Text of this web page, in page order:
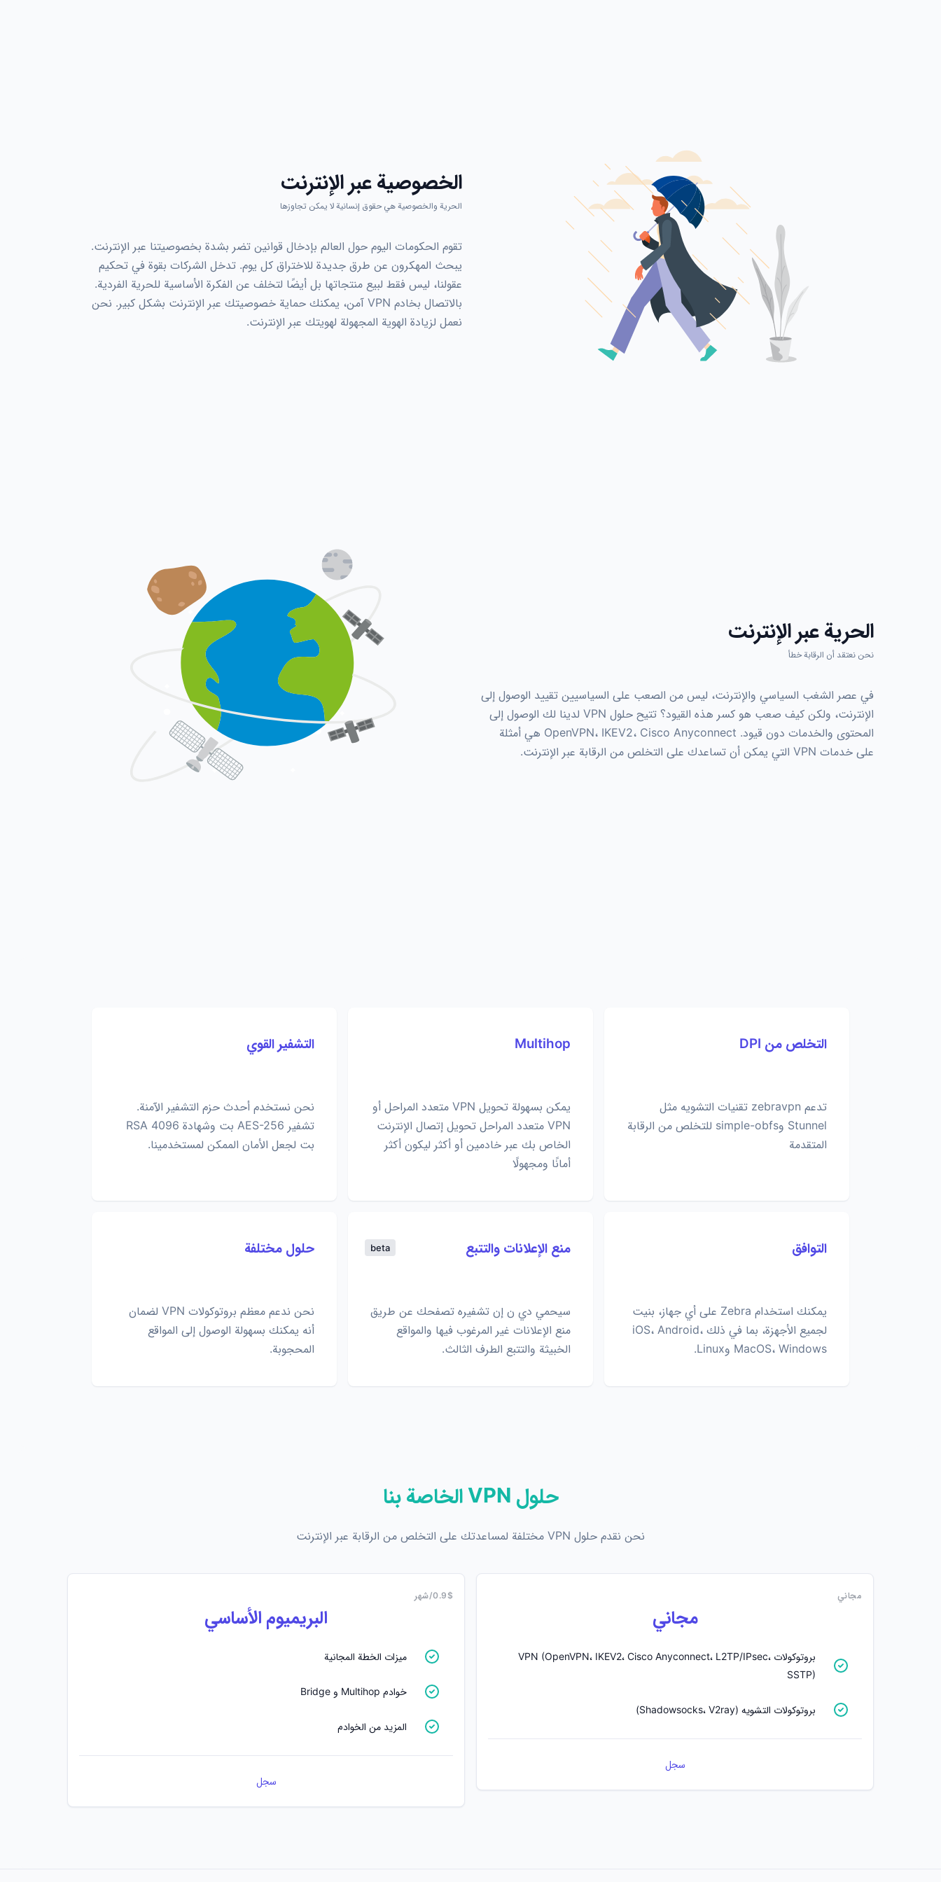
الخصوصية عبر الإنترنت
الحرية والخصوصية هي حقوق إنسانية لا يمكن تجاوزها
تقوم الحكومات اليوم حول العالم بإدخال قوانين تضر بشدة بخصوصيتنا عبر الإنترنت.
يبحث المهكرون عن طرق جديدة للاختراق كل يوم. تدخل الشركات بقوة في تحكيم
عقولنا، ليس فقط لبيع منتجاتها بل أيضًا لتخلف عن الفكرة الأساسية للحرية الفردية.
بالاتصال بخادم VPN آمن، يمكنك حماية خصوصيتك عبر الإنترنت بشكل كبير. نحن
نعمل لزيادة الهوية المجهولة لهويتك عبر الإنترنت.
الحرية عبر الإنترنت
نحن نعتقد أن الرقابة خطأ
في عصر الشغب السياسي والإنترنت، ليس من الصعب على السياسيين تقييد الوصول إلى
الإنترنت، ولكن كيف صعب هو كسر هذه القيود؟ تتيح حلول VPN لدينا لك الوصول إلى
المحتوى والخدمات دون قيود. OpenVPN، IKEV2، Cisco Anyconnect هي أمثلة
على خدمات VPN التي يمكن أن تساعدك على التخلص من الرقابة عبر الإنترنت.
التخلص من DPI
تدعم zebravpn تقنيات التشويه مثل
Stunnel وsimple-obfs للتخلص من الرقابة
المتقدمة
Multihop
يمكن بسهولة تحويل VPN متعدد المراحل أو
VPN متعدد المراحل تحويل إتصال الإنترنت
الخاص بك عبر خادمين أو أكثر ليكون أكثر
أمانًا ومجهولًا
التشفير القوي
نحن نستخدم أحدث حزم التشفير الآمنة.
تشفير AES-256 بت وشهادة RSA 4096
بت لجعل الأمان الممكن لمستخدمينا.
التوافق
يمكنك استخدام Zebra على أي جهاز، بنيت
لجميع الأجهزة، بما في ذلك iOS، Android،
MacOS، Windows وLinux.
منع الإعلانات والتتبع beta
سيحمي دي ن إن تشفيره تصفحك عن طريق
منع الإعلانات غير المرغوب فيها والمواقع
الخبيثة والتتبع الطرف الثالث.
حلول مختلفة
نحن ندعم معظم بروتوكولات VPN لضمان
أنه يمكنك بسهولة الوصول إلى المواقع
المحجوبة.
حلول VPN الخاصة بنا
نحن نقدم حلول VPN مختلفة لمساعدتك على التخلص من الرقابة عبر الإنترنت
مجاني
مجاني
بروتوكولات VPN (OpenVPN، IKEV2، Cisco Anyconnect، L2TP/IPsec،
SSTP)
بروتوكولات التشويه (Shadowsocks، V2ray)
سجل
0.9$/شهر
البريميوم الأساسي
ميزات الخطة المجانية
خوادم Multihop و Bridge
المزيد من الخوادم
سجل